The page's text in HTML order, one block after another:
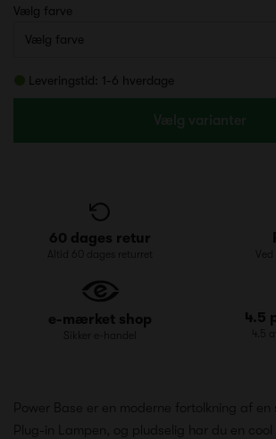
Vælg farve
Leveringstid: 1-6 hverdage
Vælg varianter
60 dages retur
Altid 60 dages returret
e-mærket shop
Sikker e-handel
4.5
4.5
Power Base er en moderne fortolkning af en
Plug-in Lampen, og pludselig har du en cool